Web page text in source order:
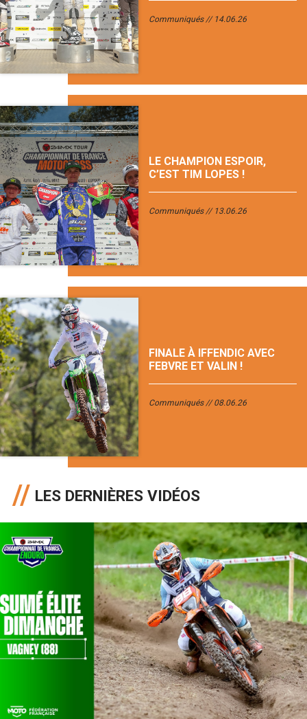
Communiqués 14.06.26
LE CHAMPION ESPOIR,
C’EST TIM LOPES !
Communiqués 13.06.26
FINALE À IFFENDIC AVEC
FEBVRE ET VALIN !
Communiqués 08.06.26
LES DERNIÈRES VIDÉOS